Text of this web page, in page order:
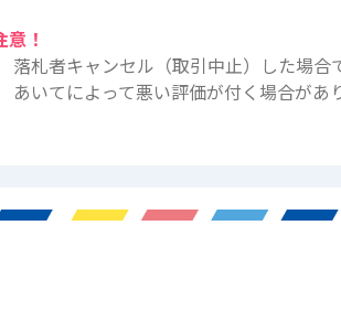
意！
落札者キャンセル（取引中止）した場
あいてによって悪い評価が付く場合があ